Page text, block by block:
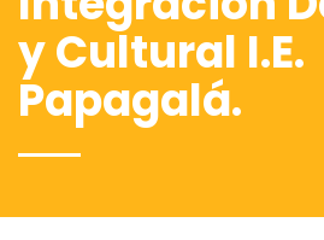
y Cultural I.E.
Papagalá.